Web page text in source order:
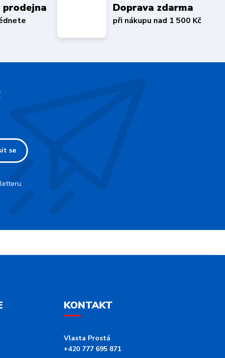
prodejna Doprava zdarma
při nákupu nad 1 500 Kč
se
KONTAKT
Vlasta Prostá
+420 777 695 871